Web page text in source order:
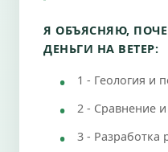
Я ОБЪЯСНЯЮ,
ДЕНЬГИ НА ВЕТЕР:
1 - Геология и
2 - Сравнение
3 - Разработка